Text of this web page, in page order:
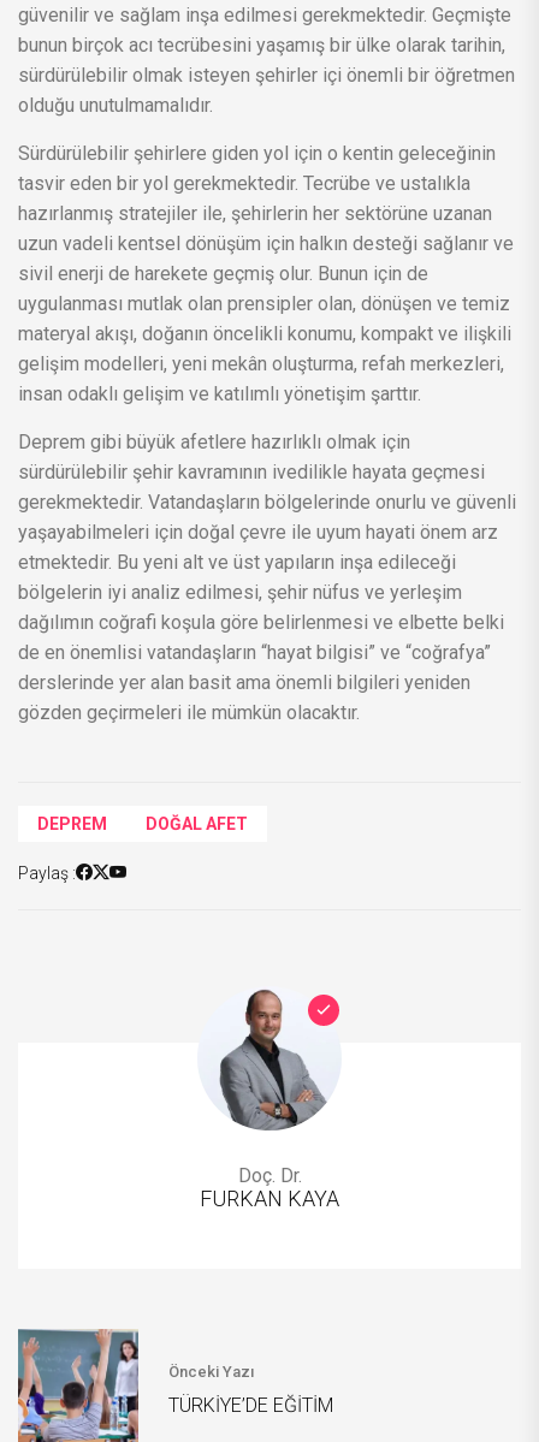
güvenilir ve sağlam inşa edilmesi gerekmektedir. Geçmişte
bunun birçok acı tecrübesini yaşamış bir ülke olarak tarihin,
sürdürülebilir olmak isteyen şehirler içi önemli bir öğretmen
olduğu unutulmamalıdır.
Sürdürülebilir şehirlere giden yol için o kentin geleceğinin
tasvir eden bir yol gerekmektedir. Tecrübe ve ustalıkla
hazırlanmış stratejiler ile, şehirlerin her sektörüne uzanan
uzun vadeli kentsel dönüşüm için halkın desteği sağlanır ve
sivil enerji de harekete geçmiş olur. Bunun için de
uygulanması mutlak olan prensipler olan, dönüşen ve temiz
materyal akışı, doğanın öncelikli konumu, kompakt ve ilişkili
gelişim modelleri, yeni mekân oluşturma, refah merkezleri,
insan odaklı gelişim ve katılımlı yönetişim şarttır.
Deprem gibi büyük afetlere hazırlıklı olmak için
sürdürülebilir şehir kavramının ivedilikle hayata geçmesi
gerekmektedir. Vatandaşların bölgelerinde onurlu ve güvenli
yaşayabilmeleri için doğal çevre ile uyum hayati önem arz
etmektedir. Bu yeni alt ve üst yapıların inşa edileceği
bölgelerin iyi analiz edilmesi, şehir nüfus ve yerleşim
dağılımın coğrafi koşula göre belirlenmesi ve elbette belki
de en önemlisi vatandaşların “hayat bilgisi” ve “coğrafya”
derslerinde yer alan basit ama önemli bilgileri yeniden
gözden geçirmeleri ile mümkün olacaktır.
DEPREM DOĞAL AFET
Paylaş :
Doç. Dr.
FURKAN KAYA
Önceki Yazı
TÜRKİYE’DE EĞİTİM